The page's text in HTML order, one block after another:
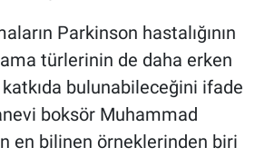
Parkinson hastalığının
türlerinin de daha erken
katkıda bulunabileceğini ifade
boksör Muhammad
en bilinen örneklerinden biri